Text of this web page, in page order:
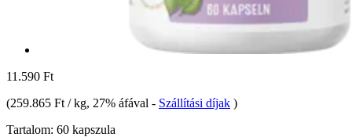
11.590 Ft
(259.865 Ft / kg, 27% áfával - Szállítási díjak )
Tartalom: 60 kapszula